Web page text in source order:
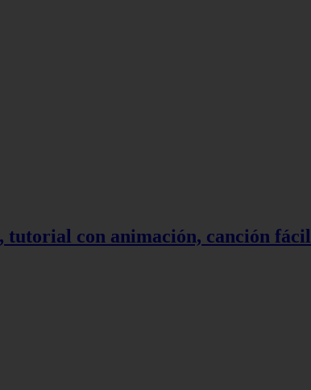
con animación, canción fácil